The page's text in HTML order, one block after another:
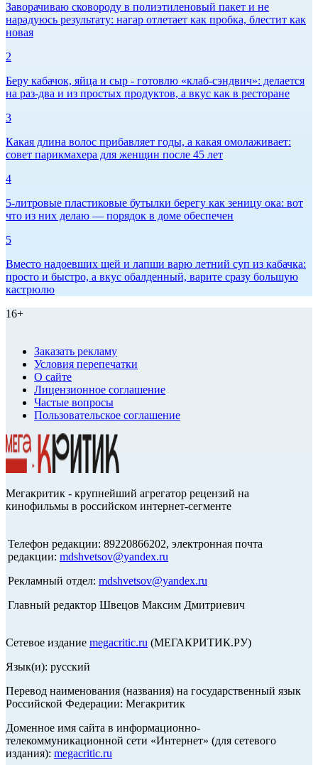
Заворачиваю сковороду в полиэтиленовый пакет и не
нарадуюсь результату: нагар отлетает как пробка, блестит как
новая
2
Беру кабачок, яйца и сыр - готовлю «клаб-сэндвич»: делается
на раз-два и из простых продуктов, а вкус как в ресторане
3
Какая длина волос прибавляет годы, а какая омолаживает:
совет парикмахера для женщин после 45 лет
4
5-литровые пластиковые бутылки берегу как зеницу ока: вот
что из них делаю — порядок в доме обеспечен
5
Вместо надоевших щей и лапши варю летний суп из кабачка:
просто и быстро, а вкус обалденный, варите сразу большую
кастрюлю
16+
Заказать рекламу
Условия перепечатки
О сайте
Лицензионное соглашение
Частые вопросы
Пользовательское соглашение
Мегакритик - крупнейший агрегатор рецензий на
кинофильмы в российском интернет-сегменте
Телефон редакции: 89220866202, электронная почта
редакции: mdshvetsov@yandex.ru
Рекламный отдел: mdshvetsov@yandex.ru
Главный редактор Швецов Максим Дмитриевич
Сетевое издание megacritic.ru (МЕГАКРИТИК.РУ)
Язык(и): русский
Перевод наименования (названия) на государственный язык
Российской Федерации: Мегакритик
Доменное имя сайта в информационно-
телекоммуникационной сети «Интернет» (для сетевого
издания): megacritic.ru